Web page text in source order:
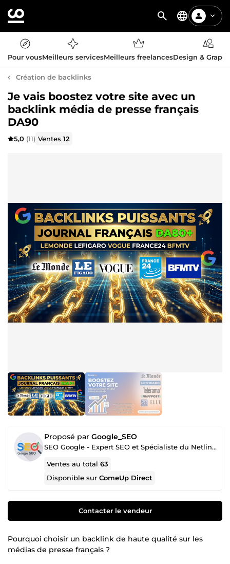
Pour vousMeilleurs servicesMeilleurs freelancesDesign &
Création de backlinks
Je vais boostez votre site avec un
backlink média de presse français
DA90
5,0 (11) Ventes12
Proposé par Google_SEO
SEO Google - Expert SEO et Spécialiste du Netlinking | Augmentez votre Visibilité en Ligne
Ventes au total63
Disponible surComeUp Direct
Contacter le vendeur
Pourquoi choisir un backlink de haute qualité sur les
médias de presse français ?